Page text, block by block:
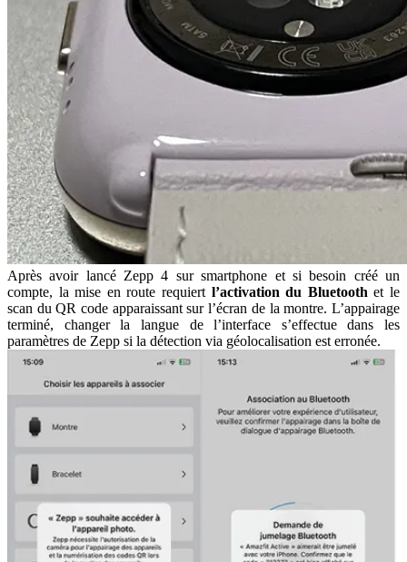
Après avoir lancé Zepp 4 sur smartphone et si besoin créé un
compte, la mise en route requiert l’activation du Bluetooth et le
scan du QR code apparaissant sur l’écran de la montre. L’appairage
terminé, changer la langue de l’interface s’effectue dans les
paramètres de Zepp si la détection via géolocalisation est erronée.